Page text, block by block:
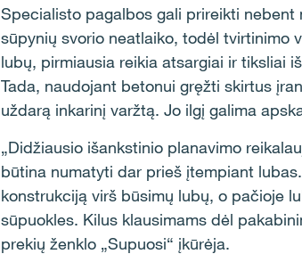
Specialisto pagalbos gali prireikti
sūpynių svorio neatlaiko, todėl tvirtinimo
lubų, pirmiausia reikia atsargiai ir tiksliai
Tada, naudojant betonui gręžti skirtus
uždarą inkarinį varžtą. Jo ilgį galima
„Didžiausio išankstinio planavimo
būtina numatyti dar prieš įtempiant
konstrukciją virš būsimų lubų, o pačioje
sūpuokles. Kilus klausimams dėl
prekių ženklo „Supuosi“ įkūrėja.